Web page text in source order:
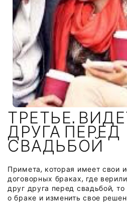
ТРЕТЬЕ.
ДРУГА ПЕРЕД
СВАДЬБОЙ
Примета, которая имеет свои
договорных браках, где
друг друга перед свадьбой,
о браке и изменить свое